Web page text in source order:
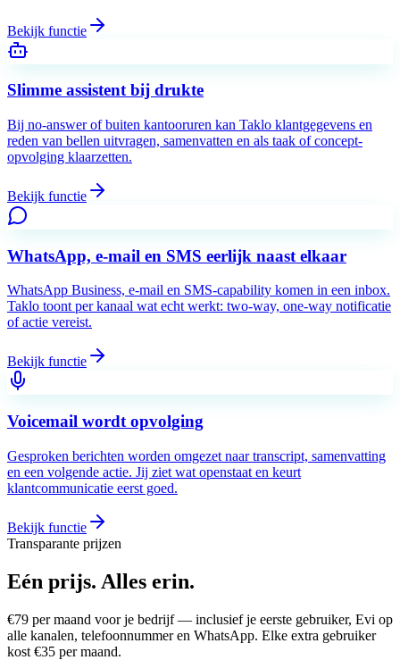
Bekijk functie
Slimme assistent bij drukte
Bij no-answer of buiten kantooruren kan Taklo klantgegevens en
reden van bellen uitvragen, samenvatten en als taak of concept-
opvolging klaarzetten.
Bekijk functie
WhatsApp, e-mail en SMS eerlijk naast elkaar
WhatsApp Business, e-mail en SMS-capability komen in een inbox.
Taklo toont per kanaal wat echt werkt: two-way, one-way notificatie
of actie vereist.
Bekijk functie
Voicemail wordt opvolging
Gesproken berichten worden omgezet naar transcript, samenvatting
en een volgende actie. Jij ziet wat openstaat en keurt
klantcommunicatie eerst goed.
Bekijk functie
Transparante prijzen
Eén prijs. Alles erin.
€79 per maand voor je bedrijf — inclusief je eerste gebruiker, Evi op
alle kanalen, telefoonnummer en WhatsApp. Elke extra gebruiker
kost €35 per maand.